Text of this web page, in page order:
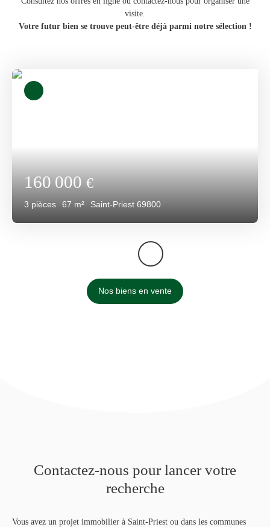
visite.
Votre futur bien se trouve peut-être déjà parmi notre sélection !
160 000€
3 pièces 67 m² Saint-Priest 69800
Nos biens en vente
Contactez-nous pour lancer votre
recherche
Vous avez un projet immobilier à Saint-Priest ou dans les communes